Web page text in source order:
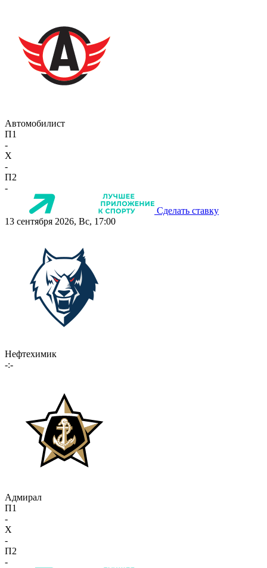
Автомобилист
П1
-
X
-
П2
-
Сделать ставку
13 сентября 2026, Вс, 17:00
Нефтехимик
-:-
Адмирал
П1
-
X
-
П2
-